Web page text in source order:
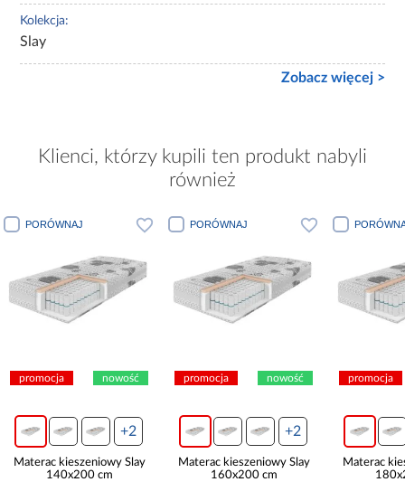
Kolekcja:
Slay
Zobacz więcej >
Klienci, którzy kupili ten produkt nabyli
również
PORÓWNAJ
promocja nowość
+2
Materac kieszeniowy Slay
140x200 cm
PORÓWNAJ
promocja nowość
+2
Materac kieszeniowy Slay
160x200 cm
promocja
Materac